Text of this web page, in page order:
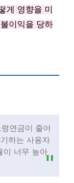
게 영향을 미
이익을 당하
연금이 줄어
하는 사용자
이 너무 높아